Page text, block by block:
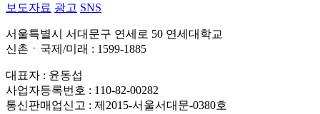
보도자료 광고 SNS
서울특별시 서대문구 연세로 50 연세대학교
신촌ㆍ국제/미래 : 1599-1885
대표자 : 윤동섭
사업자등록번호 : 110-82-00282
통신판매업신고 : 제2015-서울서대문-0380호